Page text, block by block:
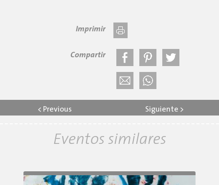
Imprimir
Compartir
< Previous Siguiente >
Eventos similares